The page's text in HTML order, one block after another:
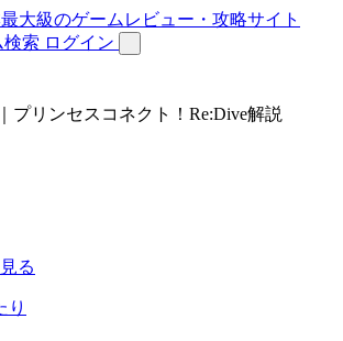
検索 ログイン
プリンセスコネクト！Re:Dive解説
る
り